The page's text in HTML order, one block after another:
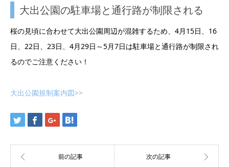
大出公園の駐車場と通行路が制限される
桜の見頃に合わせて大出公園周辺が混雑するため、4月15日、16
日、22日、23日、4月29日～5月7日は駐車場と通行路が制限され
るのでご注意ください！
大出公園規制案内図>>